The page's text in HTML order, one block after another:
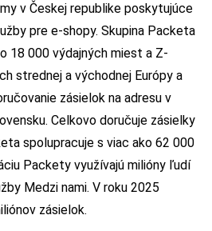
v Českej republike poskytujúce
pre e-shopy. Skupina Packeta
18 000 výdajných miest a Z-
strednej a východnej Európy a
zásielok na adresu v
Celkovo doručuje zásielky
spolupracuje s viac ako 62 000
Packety využívajú milióny ľudí
Medzi nami. V roku 2025
zásielok.